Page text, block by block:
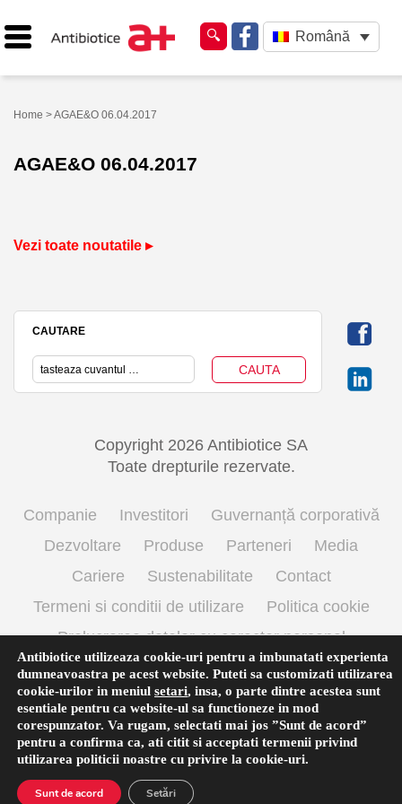
Română
Home > AGAE&O 06.04.2017
AGAE&O 06.04.2017
Vezi toate noutatile ▸
CAUTARE
Copyright 2026 Antibiotice SA
Toate drepturile rezervate.
Companie Investitori
Guvernanță corporativă
Dezvoltare
Produse Parteneri
Media
Cariere
Sustenabilitate
Contact
Termeni si conditii de utilizare
Politica cookie
Prelucrarea datelor cu caracter personal
Antibiotice utilizeaza cookie-uri pentru a imbunatati experienta
dumneavoastra pe acest website. Puteti sa customizati utilizarea
cookie-urilor in meniul setari, insa, o parte dintre acestea sunt
esentiale pentru ca website-ul sa functioneze in mod
corespunzator. Va rugam, selectati mai jos ”Sunt de acord”
pentru a confirma ca, ati citit si acceptati termenii privind
utilizarea politicii noastre cu privire la cookie-uri.
Sunt de acord Setări
English(Engleză) Română